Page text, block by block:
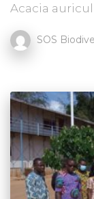
Acacia
SOS